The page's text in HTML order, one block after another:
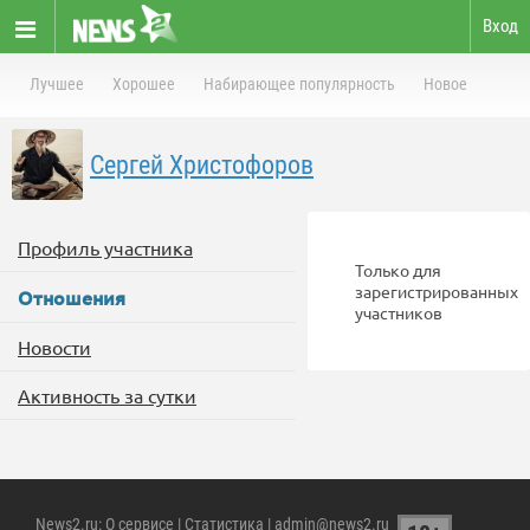
Вход
Лучшее Хорошее Набирающее популярность Новое
Сергей Христофоров
Профиль участника
Отношения
Новости
Активность за сутки
Только для
зарегистрированных
участников
News2.ru: О сервисе | Статистика | admin@news2.ru